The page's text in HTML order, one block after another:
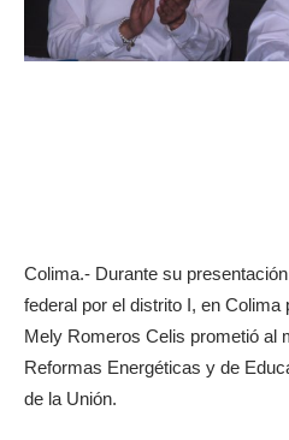
Colima.- Durante su
federal por el distrito I, en Colima
Mely Romeros Celis prometió al
Reformas Energéticas y de
de la Unión.